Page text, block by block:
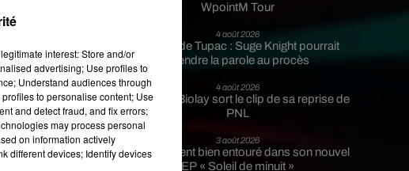
en
Diego
WpointM Tour
4 août 2026
Meurtre de Tupac : Suge Knight pourrait
prendre la parole au procès
4 août 2026
Benjamin Biolay sort le clip de sa reprise de
PNL
3 août 2026
Rim’K revient bien entouré dans son nouvel
EP « Soleil de minuit »
interest: Store and/or
advertising; Use profiles to
Understand audiences through
to personalise content; Use
and detect fraud, and fix errors;
may process personal
on information actively
different devices; Identify devices